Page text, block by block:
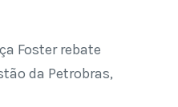
Foster rebate
da Petrobras,